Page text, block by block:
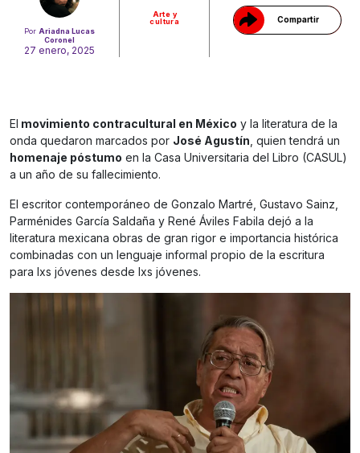
PorAriadna Lucas
Coronel
27 enero, 2025
Arte y
cultura
Compartir
El movimiento contracultural en México y la literatura de la
onda quedaron marcados por José Agustín, quien tendrá un
homenaje póstumo en la Casa Universitaria del Libro (CASUL)
a un año de su fallecimiento.
El escritor contemporáneo de Gonzalo Martré, Gustavo Sainz,
Parménides García Saldaña y René Áviles Fabila dejó a la
literatura mexicana obras de gran rigor e importancia histórica
combinadas con un lenguaje informal propio de la escritura
para lxs jóvenes desde lxs jóvenes.